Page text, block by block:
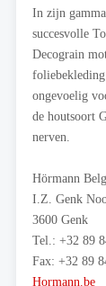
In zijn
succesvolle
Decograin
ongevoelig
de houtsoort
nerven.
Hörmann
I.Z. Genk
3600 Genk
Tel.: +32 89
Fax: +32 89
Hormann.be